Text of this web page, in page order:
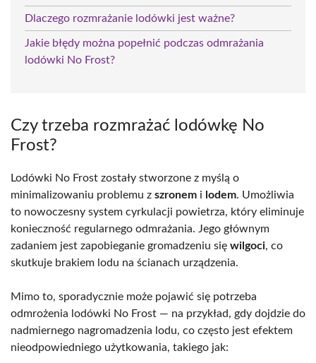
Dlaczego rozmrażanie lodówki jest ważne?
Jakie błędy można popełnić podczas odmrażania
lodówki No Frost?
Czy trzeba rozmrażać lodówkę No
Frost?
Lodówki No Frost zostały stworzone z myślą o
minimalizowaniu problemu z szronem i lodem. Umożliwia
to nowoczesny system cyrkulacji powietrza, który eliminuje
konieczność regularnego odmrażania. Jego głównym
zadaniem jest zapobieganie gromadzeniu się wilgoci, co
skutkuje brakiem lodu na ścianach urządzenia.
Mimo to, sporadycznie może pojawić się potrzeba
odmrożenia lodówki No Frost — na przykład, gdy dojdzie do
nadmiernego nagromadzenia lodu, co często jest efektem
nieodpowiedniego użytkowania, takiego jak: